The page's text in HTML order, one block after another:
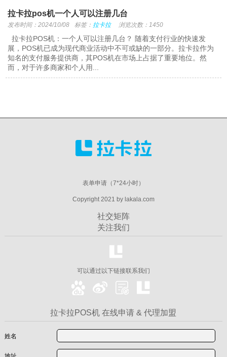
拉卡拉pos机一个人可以注册几台
发布时间：2024/10/08 标签： 拉卡拉 浏览次数：1450
拉卡拉POS机：一个人可以注册几台？ 随着支付行业的快速发
展，POS机已成为现代商业活动中不可或缺的一部分。拉卡拉作为
知名的支付服务提供商，其POS机在市场上占据了重要地位。然
而，对于许多商家和个人用...
表单申请（7*24小时）
Copyright 2021 by lakala.com
社交矩阵
关注我们
可以通过以下链接联系我们
拉卡拉POS机 在线申请 & 代理加盟
姓名